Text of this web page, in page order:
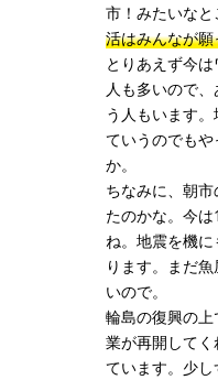
市！みたいな
活はみんなが
とりあえず今
人も多いので
う人もいます
ていうのでも
か。
ちなみに、朝
たのかな。今
ね。地震を機
ります。まだ
いので。
輪島の復興の
業が再開して
ています。少